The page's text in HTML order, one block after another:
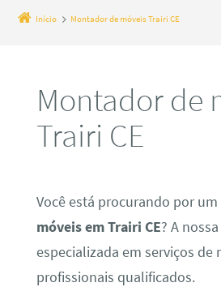
Início Montador de móveis Trairi CE
Montador de
Trairi CE
Você está procurando por um
móveis em Trairi CE? A
especializada em serviços de
profissionais qualificados.